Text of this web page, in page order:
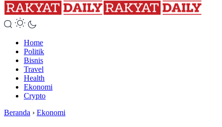
Home
Politik
Bisnis
Travel
Health
Ekonomi
Crypto
Beranda › Ekonomi